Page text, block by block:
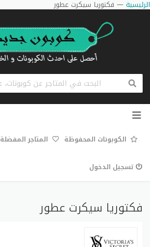
الرئيسية — فكتوريا سيكرت عطور
تخطي
الكوبونات المحفوظة المتاجر المفضلة
تسجيل الدخول
فكتوريا سيكرت عطور